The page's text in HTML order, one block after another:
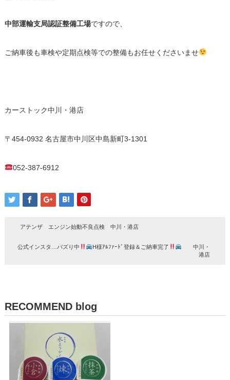
中部運輸支局認証整備工場ですので、
ご納車後も車検や定期点検等での整備もお任せくださいませ
カーストック中川・港店
〒454-0932 名古屋市中川区中島新町3-1301
052-387-6912
アテンザ エンジン始動不良点検 中川・港店
公式インスタ…バズり中 H様ｱﾙﾌｧｰﾄﾞ登録＆ご納車完了
中川・
港店
RECOMMEND blog